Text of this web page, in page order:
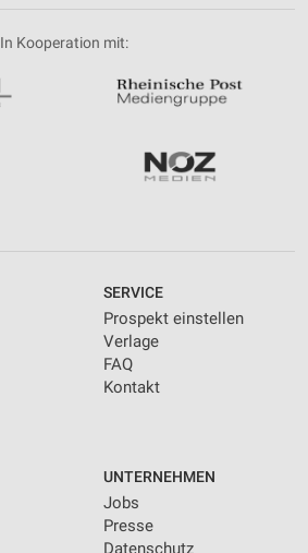
In Kooperation mit:
SERVICE
Prospekt einstellen
Verlage
FAQ
Kontakt
UNTERNEHMEN
Jobs
Presse
Datenschutz